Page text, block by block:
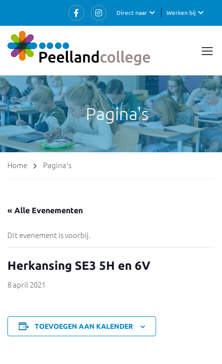
Werken bij
Direct naar
Pagina's
Home Pagina's
« Alle Evenementen
Dit evenement is voorbij.
Herkansing SE3 5H en 6V
8 april 2021
TOEVOEGEN AAN KALENDER